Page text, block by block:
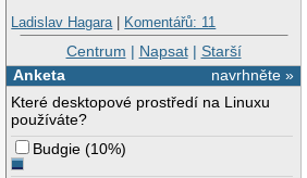
Ladislav Hagara| Komentářů: 11
Centrum | Napsat| Starší
navrhněte »
Anketa
Které desktopové prostředí na Linuxu
používáte?
Budgie (10%)